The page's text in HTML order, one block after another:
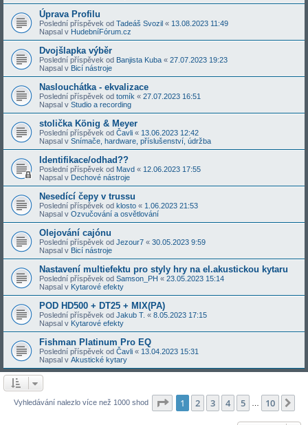
Úprava Profilu
Poslední příspěvek od Tadeáš Svozil « 13.08.2023 11:49
Napsal v HudebníFórum.cz
Dvojšlapka výběr
Poslední příspěvek od Banjista Kuba « 27.07.2023 19:23
Napsal v Bicí nástroje
Naslouchátka - ekvalizace
Poslední příspěvek od tomík « 27.07.2023 16:51
Napsal v Studio a recording
stolička König & Meyer
Poslední příspěvek od Čavli « 13.06.2023 12:42
Napsal v Snímače, hardware, příslušenství, údržba
Identifikace/odhad??
Poslední příspěvek od Mavd « 12.06.2023 17:55
Napsal v Dechové nástroje
Nesedící čepy v trussu
Poslední příspěvek od klosto « 1.06.2023 21:53
Napsal v Ozvučování a osvětlování
Olejování cajónu
Poslední příspěvek od Jezour7 « 30.05.2023 9:59
Napsal v Bicí nástroje
Nastavení multiefektu pro styly hry na el.akustickou kytaru
Poslední příspěvek od Samson_PH « 23.05.2023 15:14
Napsal v Kytarové efekty
POD HD500 + DT25 + MIX(PA)
Poslední příspěvek od Jakub T. « 8.05.2023 17:15
Napsal v Kytarové efekty
Fishman Platinum Pro EQ
Poslední příspěvek od Čavli « 13.04.2023 15:31
Napsal v Akustické kytary
Vyhledávání nalezlo více než 1000 shod Stránka z 10
1 2 3 4 5 10